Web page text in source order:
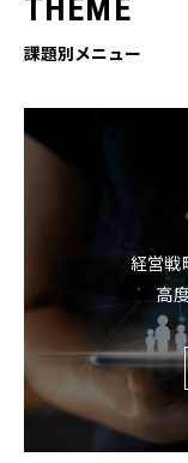
THEME
課題別メニュー
経営戦
高